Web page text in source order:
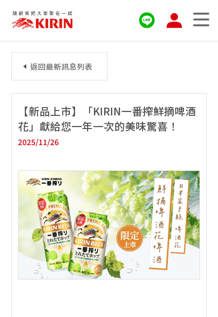
【新品上市】「KIRIN一番搾鮮摘啤酒
花」獻給您一年一次的美味驚喜！
2025/11/26
返回最新訊息列表